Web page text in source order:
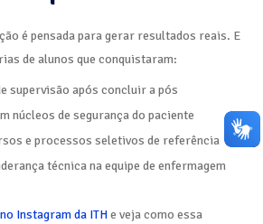
é pensada para gerar resultados reais. E
de alunos que conquistaram:
supervisão após concluir a pós
núcleos de segurança do paciente
e processos seletivos de referência
técnica na equipe de enfermagem
Instagram da ITHe veja como essa